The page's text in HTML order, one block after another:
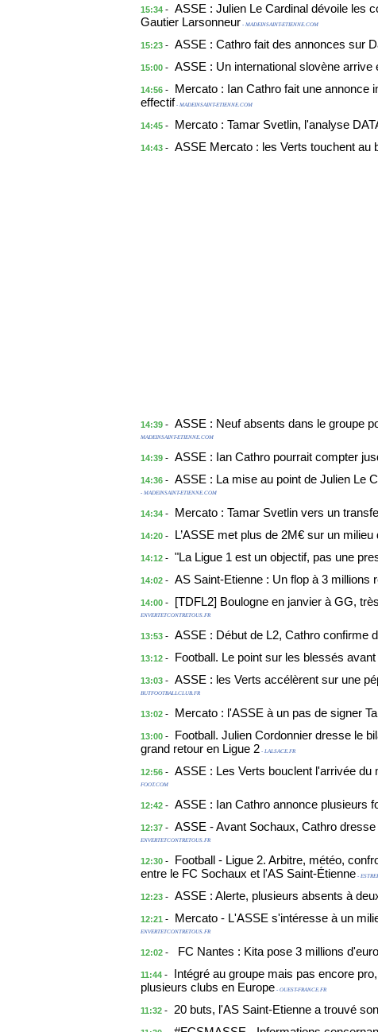
15:34 - ASSE : Julien Le Cardinal dévoile les
Gautier Larsonneur - MADEINSAINT-ETIENNE.COM
15:23 - ASSE : Cathro fait des annonces sur
15:00 - ASSE : Un international slovène arrive
14:56 -
Mercato : Ian Cathro fait une annonce
effectif - MADEINSAINT-ETIENNE.COM
14:45 - Mercato : Tamar Svetlin, l'analyse
14:43 - ASSE Mercato : les Verts touchent au
14:39 - ASSE : Neuf absents dans le groupe
MADEINSAINT-ETIENNE.COM
14:39 - ASSE : Ian Cathro pourrait compter
14:36 - ASSE : La mise au point de Julien Le
- MADEINSAINT-ETIENNE.COM
14:34 - Mercato : Tamar Svetlin vers un
14:20 - L’ASSE met plus de 2M€ sur un
14:12 - "La Ligue 1 est un objectif, pas une
14:02 - AS Saint-Etienne : Un flop à 3 millions
14:00 - [TDFL2] Boulogne en janvier à GG,
ENVERTETCONTRETOUS.FR
13:53 - ASSE : Début de L2, Cathro confirme
13:12 - Football. Le point sur les blessés
13:03 - ASSE : les Verts accélèrent sur une
BUTFOOTBALLCLUB.FR
13:02 - Mercato : l'ASSE à un pas de signer
13:00 -
Football. Julien Cordonnier dresse le
grand retour en Ligue 2 - LALSACE.FR
12:56 - ASSE : Les Verts bouclent l'arrivée du
FOOT.COM
12:42 - ASSE : Ian Cathro annonce plusieurs
12:37 - ASSE - Avant Sochaux, Cathro
ENVERTETCONTRETOUS.FR
12:30 -
Football - Ligue 2. Arbitre, météo,
entre le FC Sochaux et l'AS Saint-Étienne -
12:23 - ASSE : Alerte, plusieurs absents à
12:21 - Mercato - L'ASSE s'intéresse à un
ENVERTETCONTRETOUS.FR
12:02 - FC Nantes : Kita pose 3 millions
11:44 -
Intégré au groupe mais pas encore
plusieurs clubs en Europe - OUEST-FRANCE.FR
11:32 - 20 buts, l'AS Saint-Etienne a trouvé